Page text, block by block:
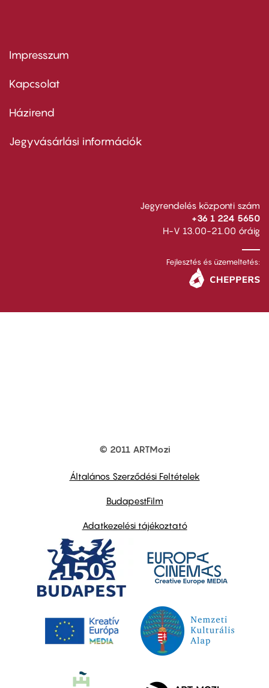
Footer
first
Impresszum
Kapcsolat
Footer
second
Házirend
Jegyvásárlási információk
Jegyrendelés központi szám
+36 1 224 5650
H-V 13.00-21.00 óráig
Fejlesztés és üzemeltetés:
© 2011 ARTMozi
Általános Szerződési Feltételek
BudapestFilm
Adatkezelési tájékoztató